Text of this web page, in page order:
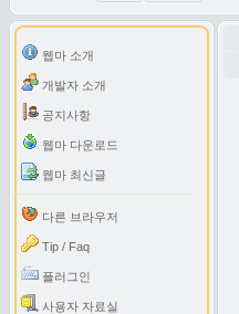
웹마 소개
개발자 소개
공지사항
웹마 다운로드
웹마 최신글
다른 브라우저
Tip / Faq
플러그인
사용자 자료실